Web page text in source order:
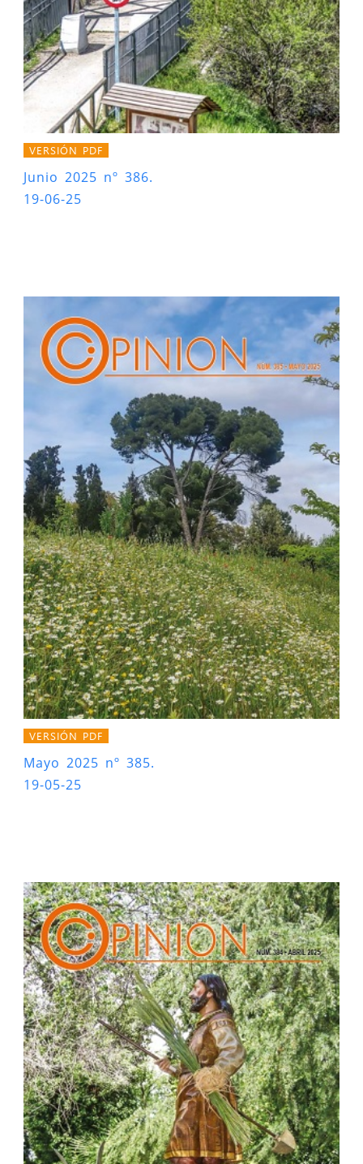
VERSIÓN PDF
Junio 2025 nº 386.
19-06-25
VERSIÓN PDF
Mayo 2025 nº 385.
19-05-25